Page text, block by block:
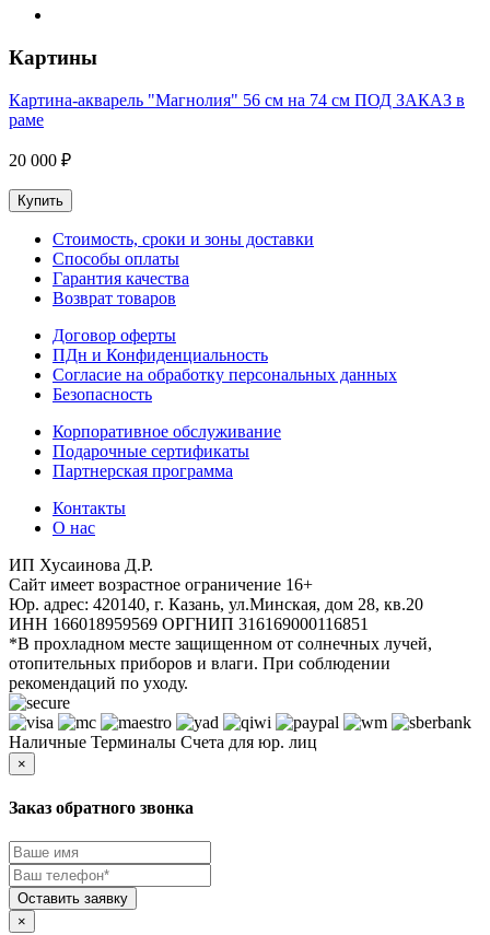
Картины
Картина-акварель "Магнолия" 56 см на 74 см ПОД ЗАКАЗ в
раме
20 000 ₽
Купить
Стоимость, сроки и зоны доставки
Способы оплаты
Гарантия качества
Возврат товаров
Договор оферты
ПДн и Конфиденциальность
Согласие на обработку персональных данных
Безопасность
Корпоративное обслуживание
Подарочные сертификаты
Партнерская программа
Контакты
О нас
ИП Хусаинова Д.Р.
Cайт имеет возрастное ограничение 16+
Юр. адрес: 420140, г. Казань, ул.Минская, дом 28, кв.20
ИНН 166018959569 ОРГНИП 316169000116851
*В прохладном месте защищенном от солнечных лучей,
отопительных приборов и влаги. При соблюдении
рекомендаций по уходу.
Наличные Терминалы Счета для юр. лиц
×
Заказ обратного звонка
×